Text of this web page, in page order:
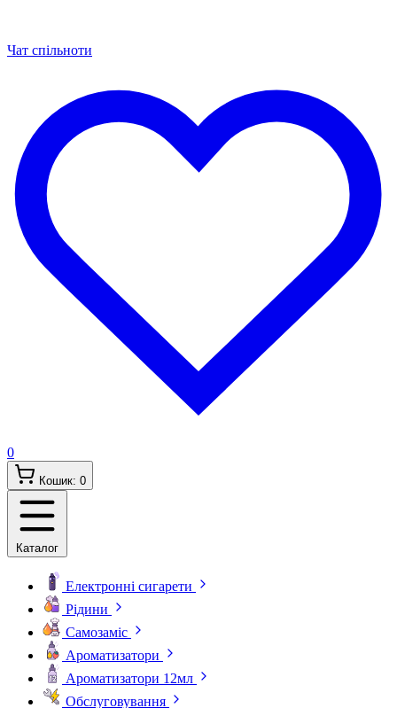
Чат спільноти
0
Кошик: 0
Каталог
Електронні сигарети
Рідини
Самозаміс
Ароматизатори
Ароматизатори 12мл
Обслуговування